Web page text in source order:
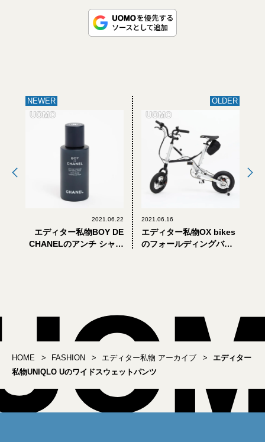
NEWER
2021.06.22
エディター私物BOY DE
CHANELのアンチ シャイ
OLDER
2021.06.16
エディター私物OX bikes
のフォールディングバイ
HOME FASHION エディター私物 アーカイブ
エディター
私物UNIQLO Uのワイドスウェットパンツ